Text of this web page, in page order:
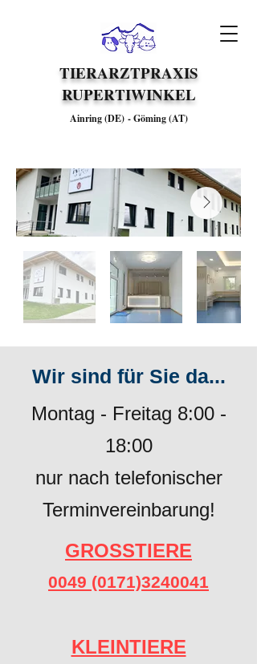
TIERARZTPRAXIS
RUPERTIWINKEL
Ainring (DE) -Göming (AT)
Wir sind für Sie da...
Montag - Freitag 8:00 -
18:00
nur nach telefonischer
Terminvereinbarung!
GROSSTIERE
0049 (0171)3240041​​
KLEINTIERE